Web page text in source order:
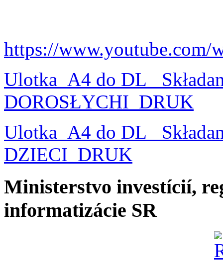
https://www.youtube.com/
Ulotka_A4 do DL_
DOROSŁYCHI_DRUK
Ulotka_A4 do DL_
DZIECI_DRUK
Ministerstvo investícií,
informatizácie SR